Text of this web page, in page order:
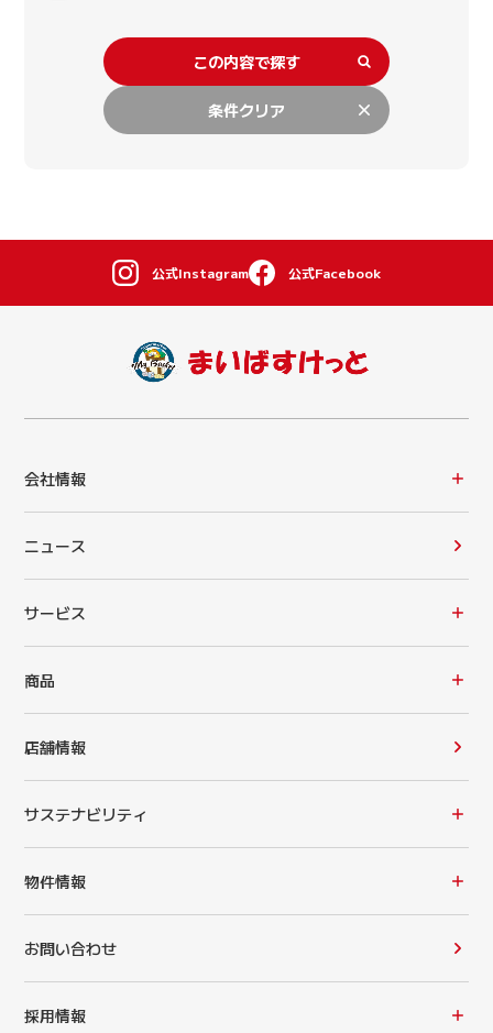
この内容で探す
条件クリア
公式Instagram 公式Facebook
会社情報
ニュース
サービス
商品
店舗情報
サステナビリティ
物件情報
お問い合わせ
採用情報